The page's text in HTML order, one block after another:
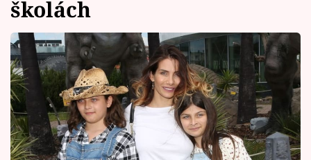
Vztahy
Seriály
Horoskopy
Sledujte prima+
školách